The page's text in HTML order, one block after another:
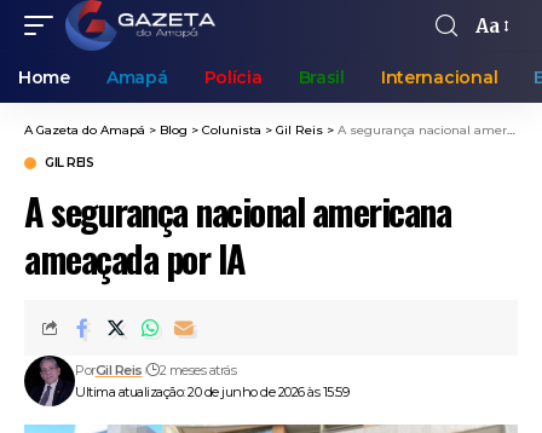
Aa
Home Amapá Polícia Brasil Internacional
A Gazeta do Amapá > Blog > Colunista > Gil Reis > A segurança nacional americana ameaçada por IA
GIL REIS
A segurança nacional americana
ameaçada por IA
Ultima atualização: 20 de junho de 2026 às 15:59
PorGil Reis 2 meses atrás